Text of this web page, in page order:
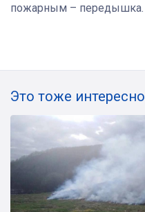
пожарным – передышка.
Это тоже интересно